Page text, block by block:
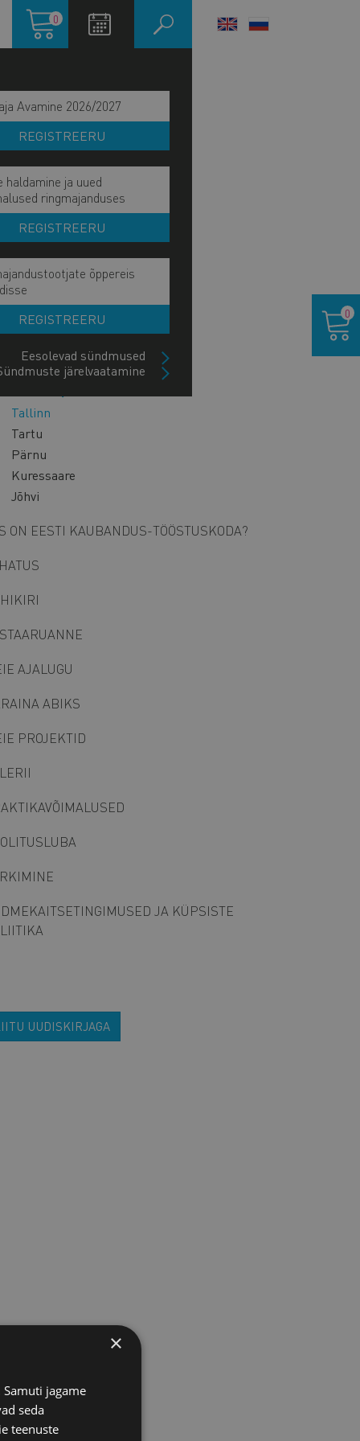
Ostukorv
0
Avamine 2026/2027
REGISTREERU
haldamine ja uued
ringmajanduses
REGISTREERU
õppereis
REGISTREERU
Eesolevad sündmused
järelvaatamine
LANGUAGE
0
Tallinn
Tartu
Pärnu
Kuressaare
Jõhvi
ON EESTI KAUBANDUS-TÖÖSTUSKODA?
AJALUGU
ABIKS
PROJEKTID
JA KÜPSISTE
UUDISKIRJAGA
×
jagame
seda
teenuste